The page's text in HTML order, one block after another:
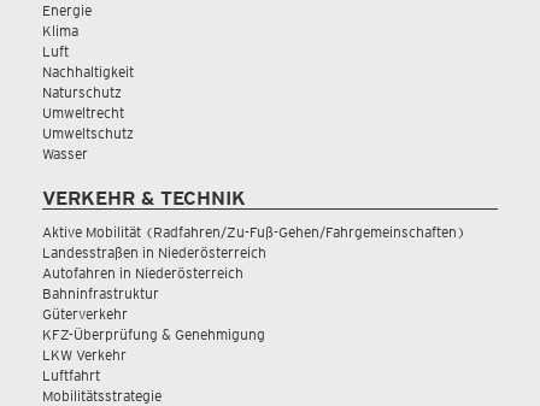
Energie
Klima
Luft
Nachhaltigkeit
Naturschutz
Umweltrecht
Umweltschutz
Wasser
VERKEHR & TECHNIK
Aktive Mobilität (Radfahren/Zu-Fuß-Gehen/Fahrgemeinschaften)
Landesstraßen in Niederösterreich
Autofahren in Niederösterreich
Bahninfrastruktur
Güterverkehr
KFZ-Überprüfung & Genehmigung
LKW Verkehr
Luftfahrt
Mobilitätsstrategie